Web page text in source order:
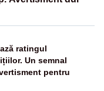
ratingul
Un semnal
pentru